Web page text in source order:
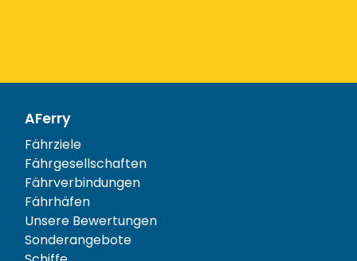
AFerry
Fährziele
Fährgesellschaften
Fährverbindungen
Fährhäfen
Unsere Bewertungen
Sonderangebote